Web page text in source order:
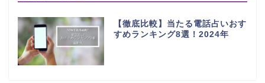
【徹底比較】当たる電話占いおす
すめランキング8選！2024年